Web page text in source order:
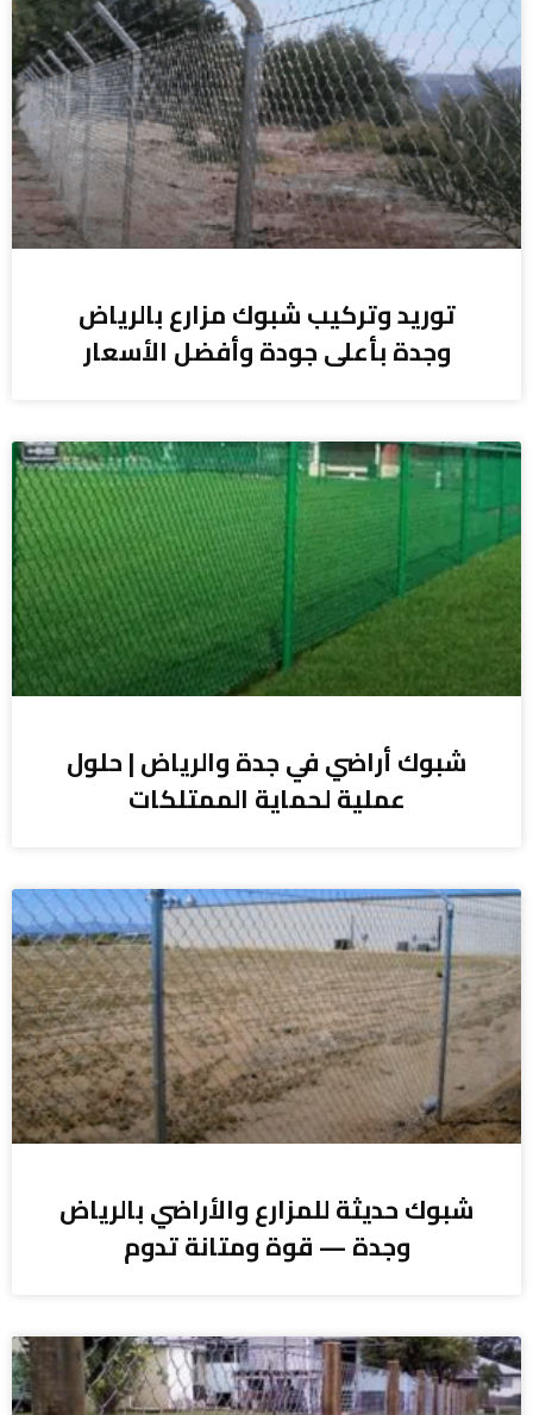
توريد وتركيب شبوك مزارع بالرياض
وجدة بأعلى جودة وأفضل الأسعار
شبوك أراضي في جدة والرياض | حلول
عملية لحماية الممتلكات
شبوك حديثة للمزارع والأراضي بالرياض
وجدة — قوة ومتانة تدوم